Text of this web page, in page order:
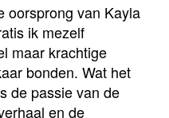
oorsprong van Kayla
ik mezelf
maar krachtige
bonden. Wat het
de passie van de
en de